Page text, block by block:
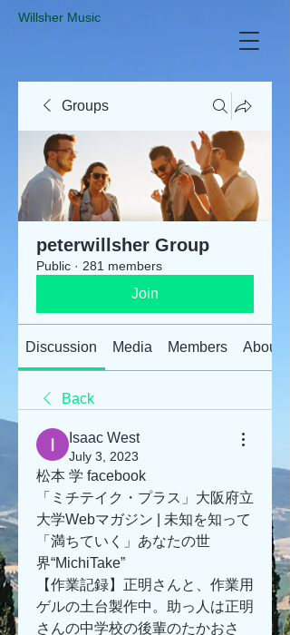
​Willsher Music
Groups
peterwillsher Group
Public · 281 members
Join
Discussion Media Members About
Back
Isaac West
July 3, 2023
松本 学 facebook
「ミチテイク・プラス」大阪府立
大学Webマガジン | 未知を知って
「満ちていく」あなたの世
界“MichiTake”
【作業記録】正明さんと、作業用
ゲルの土台製作中。助っ人は正明
さんの中学校の後輩のたかおさ